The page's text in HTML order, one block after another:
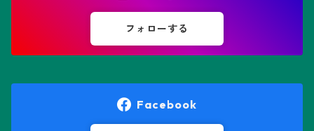
オレオケレウス属
フェネストラリア属
プセウドリトス属
フォローする
Facebook